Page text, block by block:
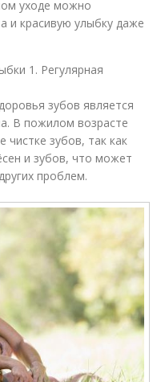
уходе можно
и красивую улыбку даже
1. Регулярная
зубов является
В пожилом возрасте
зубов, так как
и зубов, что может
проблем.